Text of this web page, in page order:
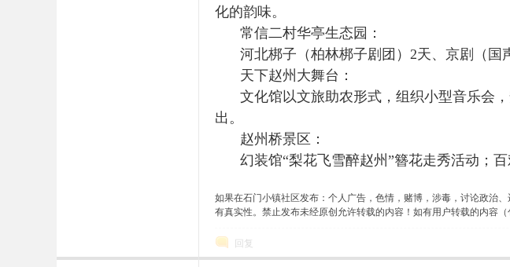
化的韵味。
常信二村华亭生态园：
河北梆子（柏林梆子剧团）2天、京剧（国
天下赵州大舞台：
文化馆以文旅助农形式，组织小型音乐会
出。
赵州桥景区：
幻装馆“梨花飞雪醉赵州”簪花走秀活动；百
如果在石门小镇社区发布：个人广告，色情，赌博，涉毒，讨论政治
有真实性。禁止发布未经原创允许转载的内容！如有用户转载的内容
回复